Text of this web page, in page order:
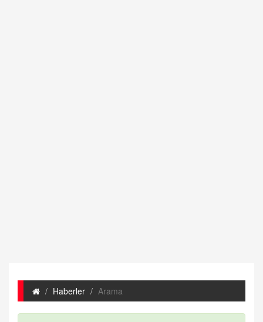
Haberler Arama